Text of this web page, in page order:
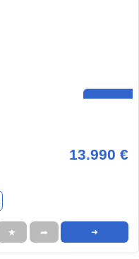
13.990 €
★ ➦ ➜